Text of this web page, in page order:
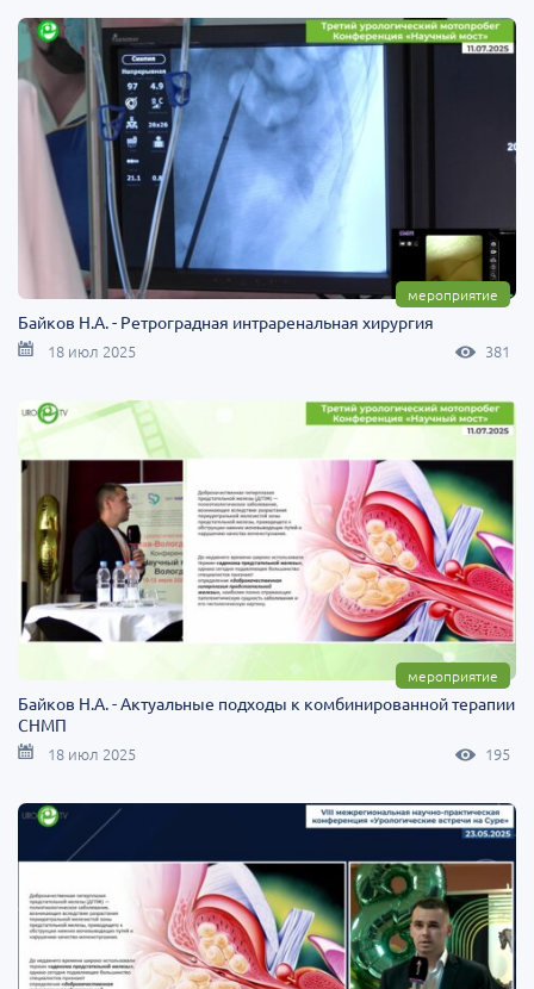
мероприятие
Байков Н.А. - Ретроградная интраренальная хирургия
18 июл 2025 381
мероприятие
Байков Н.А. - Актуальные подходы к комбинированной терапии
СНМП
18 июл 2025 195